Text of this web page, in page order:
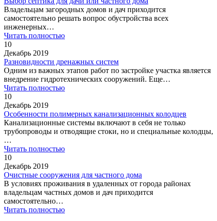
Владельцам загородных домов и дач приходится
самостоятельно решать вопрос обустройства всех
инженерных…
Читать полностью
10
Декабрь 2019
Разновидности дренажных систем
Одним из важных этапов работ по застройке участка является
внедрение гидротехнических сооружений. Еще…
Читать полностью
10
Декабрь 2019
Особенности полимерных канализационных колодцев
Канализационные системы включают в себя не только
трубопроводы и отводящие стоки, но и специальные колодцы,
…
Читать полностью
10
Декабрь 2019
Очистные сооружения для частного дома
В условиях проживания в удаленных от города районах
владельцам частных домов и дач приходится
самостоятельно…
Читать полностью